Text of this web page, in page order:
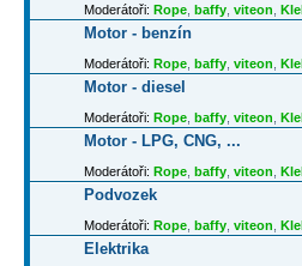
Moderátoři: Rope baffy viteon
Motor - benzín
Moderátoři: Rope baffy viteon
Motor - diesel
Moderátoři: Rope baffy viteon
Motor - LPG, CNG, ...
Moderátoři: Rope baffy viteon
Podvozek
Moderátoři: Rope baffy viteon
Elektrika